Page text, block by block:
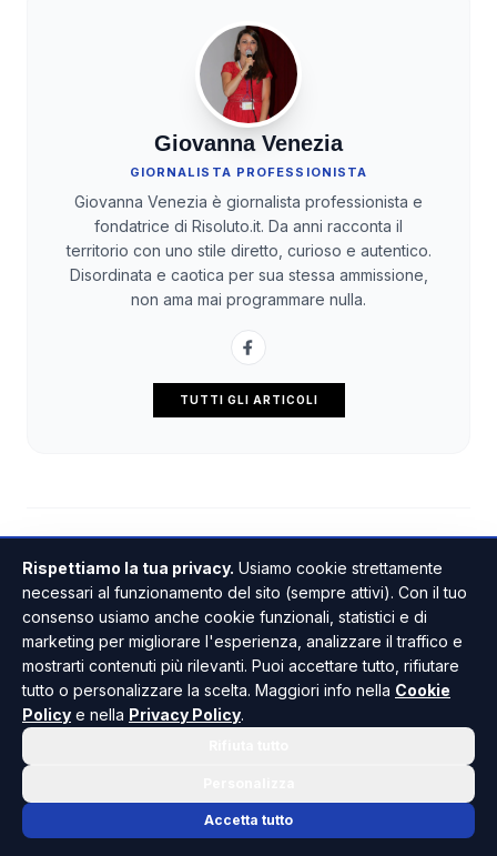
Giovanna Venezia
GIORNALISTA PROFESSIONISTA
Giovanna Venezia è giornalista professionista e
fondatrice di Risoluto.it. Da anni racconta il
territorio con uno stile diretto, curioso e autentico.
Disordinata e caotica per sua stessa ammissione,
non ama mai programmare nulla.
TUTTI GLI ARTICOLI
Primo Pride ad Agrigento,
il 29 agosto la
manifestazione
DI VERONICA GALLO•06 AGOSTO 2026 · 08:44
Rispettiamo la tua privacy. Usiamo cookie strettamente
necessari al funzionamento del sito (sempre attivi). Con il tuo
consenso usiamo anche cookie funzionali, statistici e di
marketing per migliorare l'esperienza, analizzare il traffico e
mostrarti contenuti più rilevanti. Puoi accettare tutto, rifiutare
tutto o personalizzare la scelta. Maggiori info nella Cookie
Policy e nella Privacy Policy.
Accetta tutto